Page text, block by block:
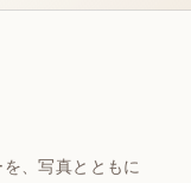
、写真とともに